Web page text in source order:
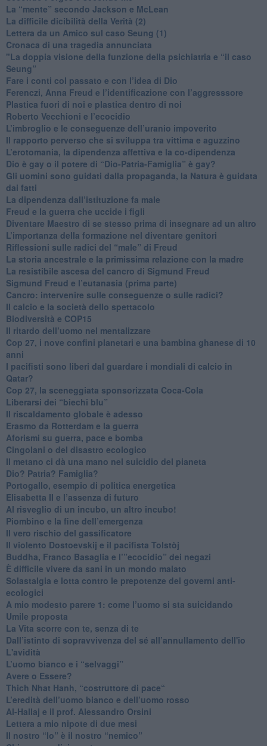
​La “mente” secondo Jackson e McLean
La difficile dicibilità della Verità (2)
​Lettera da un Amico sul caso Seung (1)
​Cronaca di una tragedia annunciata
"​La doppia visione della funzione della psichiatria e “il caso
Seung”
​Fare i conti col passato e con l’idea di Dio
​Ferenczi, Anna Freud e l’identificazione con l’aggresssore
Plastica fuori di noi e plastica dentro di noi
​Roberto Vecchioni e l’ecocidio
​L’imbroglio e le conseguenze dell’uranio impoverito
​Il rapporto perverso che si sviluppa tra vittima e aguzzino
L’erotomania, la dipendenza affettiva e la co-dipendenza
​Dio è gay o il potere di “Dio-Patria-Famiglia” è gay?
​Gli uomini sono guidati dalla propaganda, la Natura è guidata
dai fatti
La dipendenza dall’istituzione fa male
​Freud e la guerra che uccide i figli
​Diventare Maestro di se stesso prima di insegnare ad un altro
L’importanza della formazione nel diventare genitori
Riflessioni sulle radici del “male” di Freud
​La storia ancestrale e la primissima relazione con la madre
​La resistibile ascesa del cancro di Sigmund Freud
Sigmund Freud e l’eutanasia (prima parte)
Cancro: intervenire sulle conseguenze o sulle radici?
​Il calcio e la società dello spettacolo
Biodiversità e COP15
​Il ritardo dell’uomo nel mentalizzare
​Cop 27, i nove confini planetari e una bambina ghanese di 10
anni
​I pacifisti sono liberi dal guardare i mondiali di calcio in
Qatar?
​Cop 27, la sceneggiata sponsorizzata Coca-Cola
​Liberarsi dei “biechi blu”
Il riscaldamento globale è adesso
​Erasmo da Rotterdam e la guerra
​Aforismi su guerra, pace e bomba
Cingolani o del disastro ecologico
​Il metano ci dà una mano nel suicidio del pianeta
​Dio? Patria? Famiglia?
Portogallo, esempio di politica energetica
​Elisabetta II e l’assenza di futuro
Al risveglio di un incubo, un altro incubo!
​Piombino e la fine dell’emergenza
​Il vero rischio del gassificatore
​Il violento Dostoevskij e il pacifista Tolstòj
​Buddha, Franco Basaglia e l’”ecocidio” dei negazi
​È difficile vivere da sani in un mondo malato
Solastalgia e lotta contro le prepotenze dei governi anti-
ecologici
​A mio modesto parere 1: come l’uomo si sta suicidando
​Umile proposta
​La Vita scorre con te, senza di te
​Dall’istinto di sopravvivenza del sé all’annullamento dell'io
L'avidità
​L’uomo bianco e i “selvaggi”
​Avere o Essere?
​Thich Nhat Hanh, “costruttore di pace“
​L’eredità dell’uomo bianco e dell’uomo rosso
Al-Hallaj e il prof. Alessandro Orsini
​Lettera a mio nipote di due mesi
​Il nostro “Io” è il nostro “nemico”